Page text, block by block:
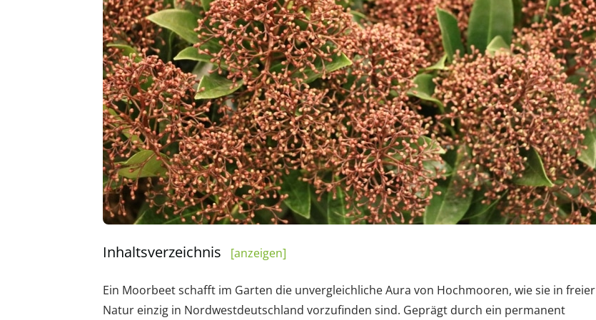
Inhaltsverzeichnis [anzeigen]
Ein Moorbeet schafft im Garten die unvergleichliche Aura von Hochmooren, wie sie in freier
Natur einzig in Nordwestdeutschland vorzufinden sind. Geprägt durch ein permanent